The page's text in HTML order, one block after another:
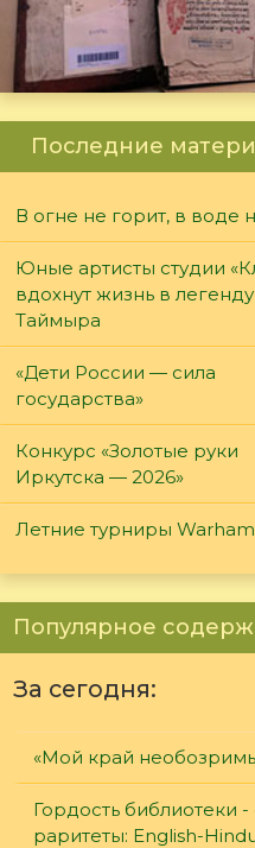
Последние
В огне не горит, в воде
Юные артисты студии
вдохнут жизнь в легенду
Таймыра
«Дети России — сила
государства»
Конкурс «Золотые руки
Иркутска — 2026»
Летние турниры
Популярное
За сегодня:
«Мой край
Гордость библиотеки -
раритеты: English-